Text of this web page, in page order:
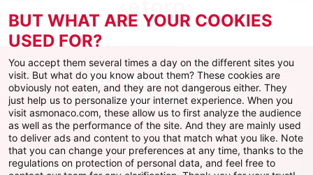
Facebook
X Instagram
YoutubeTikTokTwitch
AS MONACO
BUT WHAT ARE YOUR COOKIES
USED FOR?
You accept them several times a day on the different sites you
visit. But what do you know about them? These cookies are
obviously not eaten, and they are not dangerous either. They
just help us to personalize your internet experience. When you
visit asmonaco.com, these allow us to first analyze the audience
as well as the performance of the site. And they are mainly used
to deliver ads and content to you that match what you like. Note
that you can change your preferences at any time, thanks to the
regulations on protection of personal data, and feel free to